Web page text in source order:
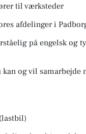
til værksteder
afdelinger i
på engelsk og
og vil samarbejde